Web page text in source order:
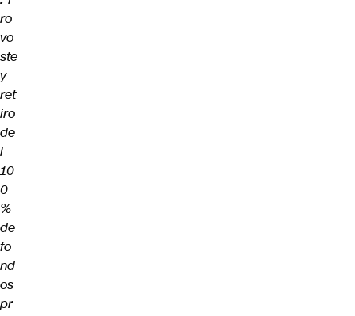
ro
vo
ste
y
ret
iro
de
l
10
0
%
de
fo
nd
os
pr